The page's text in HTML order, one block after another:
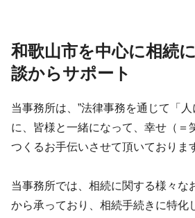
和歌山市を中心に相続
談からサポート
当事務所は、”法律事務を通じて「
に、皆様と一緒になって、幸せ（＝
つくるお手伝いさせて頂いておりま
当事務所では、相続に関する様々な
から承っており、相続手続きに特化